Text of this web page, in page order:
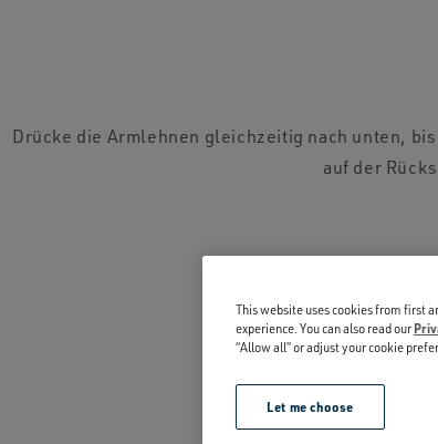
Drücke die Armlehnen gleichzeitig nach unten,
auf der
This website uses cookies from first
experience. You can also read our
“Allow all” or adjust your cookie
Let me choose